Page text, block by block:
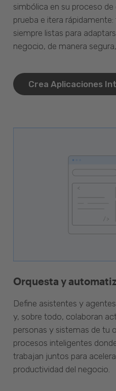
simbólica en su proceso
prueba e itera
siempre listas para
negocio, de manera
Crea Aplicaciones
Orquesta y
Define asistentes y
y, sobre todo, colaboran
personas y sistemas de tu
procesos inteligentes
trabajan juntos para
productividad del negocio.